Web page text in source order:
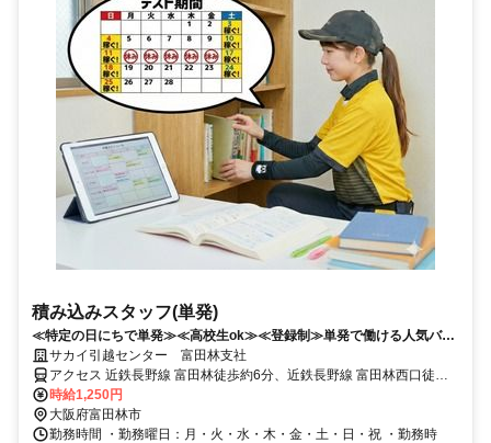
積み込みスタッフ(単発)
≪特定の日にちで単発≫≪高校生ok≫≪登録制≫単発で働ける人気バイ
ト♪時給1250円で稼げる!!
サカイ引越センター 富田林支社
アクセス 近鉄長野線 富田林徒歩約6分、近鉄長野線 富田林西口徒歩
約7分、近鉄長野線 川西（大阪府）徒歩約21分 近鉄長野線 富田林駅
徒歩10分
時給1,250円
大阪府富田林市
勤務時間 ・勤務曜日：月・火・水・木・金・土・日・祝 ・勤務時